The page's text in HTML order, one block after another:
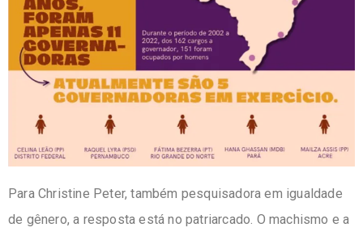
Para Christine Peter, também pesquisadora em igualdade
de gênero, a resposta está no patriarcado. O machismo e a